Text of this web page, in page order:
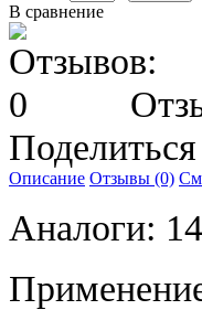
В сравнение
Поделиться
Описание Отзывы (0)
Аналоги: